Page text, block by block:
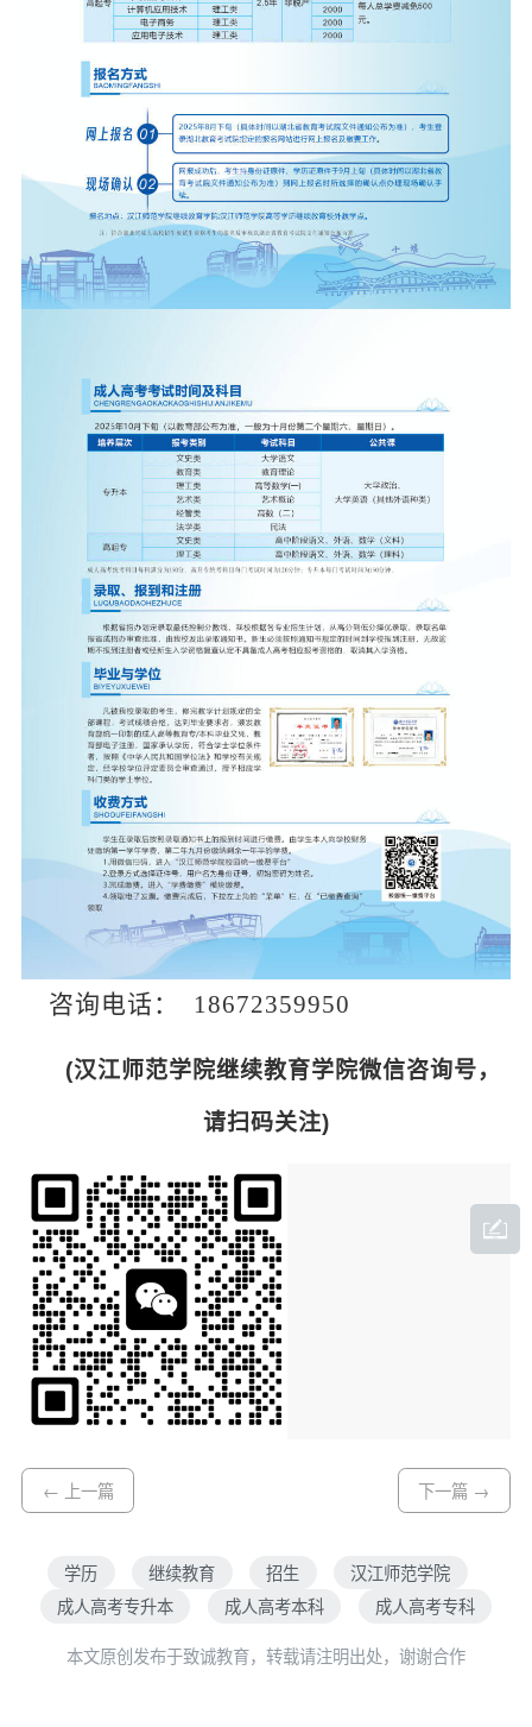
咨询电话： 18672359950
(汉江师范学院继续教育学院微信咨询号，
请扫码关注)
← 上一篇 下一篇 →
学历 继续教育 招生
汉江师范学院
成人高考专升本
成人高考本科 成人高考专科
本文原创发布于致诚教育，转载请注明出处，谢谢合作